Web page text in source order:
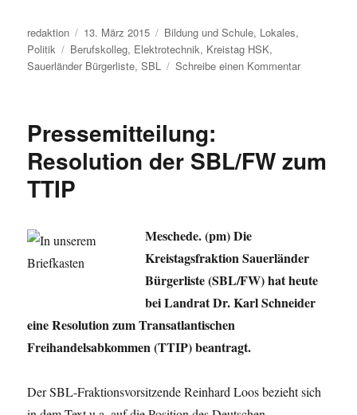
Autor
redaktion
Veröffentlicht
am
13. März 2015 Kategorien
Bildung und Schule, Lokales,
Politik
Schlagwörter
Berufskolleg, Elektrotechnik, Kreistag HSK,
Sauerländer Bürgerliste,SBL Schreibe einen Kommentarzu
heftige
Pressemitteilung:
Resolution der SBL/FW zum
TTIP
Meschede. (pm) Die
Kreistagsfraktion Sauerländer
Bürgerliste (SBL/FW) hat heute
bei Landrat Dr. Karl Schneider
eine Resolution zum Transatlantischen
Freihandelsabkommen (TTIP) beantragt.
Der SBL-Fraktionsvorsitzende Reinhard Loos bezieht sich